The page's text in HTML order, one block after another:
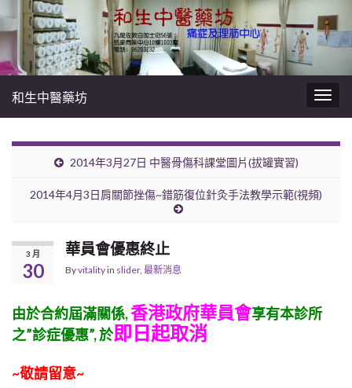
和生中醫藥坊
2014年3月27日 中醫骨傷科課堂圖片(拔罐實習)
2014年4月3日肩關節挫傷~錯筋復位針灸手法教學示範(視頻)
3 月
30
華員會優惠終止
Byvitalityin slider, 最新消息
由於合約屆滿關係,香港政府華員會享有本診所
之”診症優惠”, 於即日起取消
~敬請留意~